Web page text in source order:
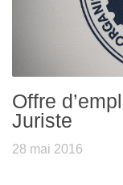
Offre
Juriste
28 mai 2016